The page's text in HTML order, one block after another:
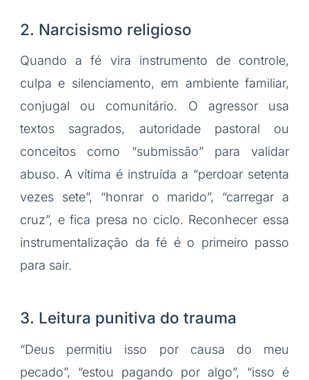
2. Narcisismo religioso
Quando a fé vira instrumento de controle,
culpa e silenciamento, em ambiente familiar,
conjugal ou comunitário. O agressor usa
textos sagrados, autoridade pastoral ou
conceitos como “submissão” para validar
abuso. A vítima é instruída a “perdoar setenta
vezes sete”, “honrar o marido”, “carregar a
cruz”, e fica presa no ciclo. Reconhecer essa
instrumentalização da fé é o primeiro passo
para sair.
3. Leitura punitiva do trauma
“Deus permitiu isso por causa do meu
pecado”, “estou pagando por algo”, “isso é